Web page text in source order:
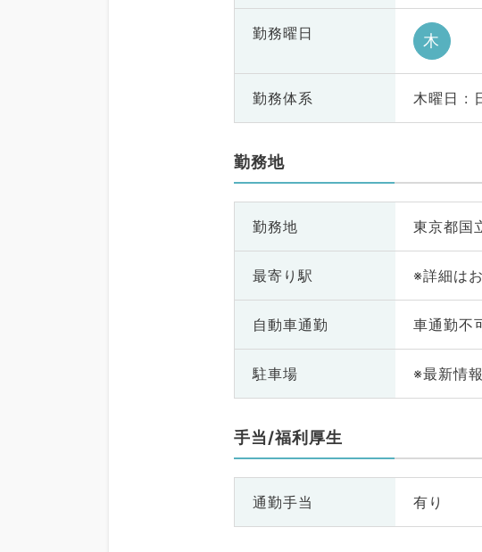
勤務曜日 木
勤務体系 木曜日 :
勤務地
勤務地 東京都国
最寄り駅 ※詳細は
自動車通勤 車通勤不
駐車場 ※最新情
手当/福利厚生
通勤手当 有り